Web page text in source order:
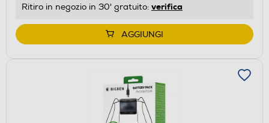
Ritiro in negozio in 30' gratuito: verifica
AGGIUNGI